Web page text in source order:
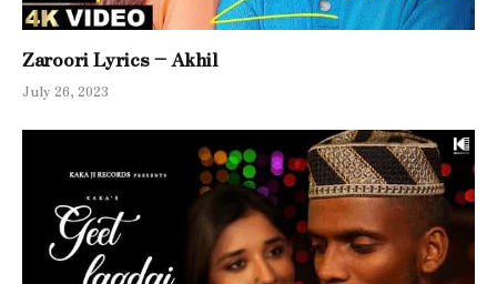
Zaroori Lyrics – Akhil
July 26, 2023